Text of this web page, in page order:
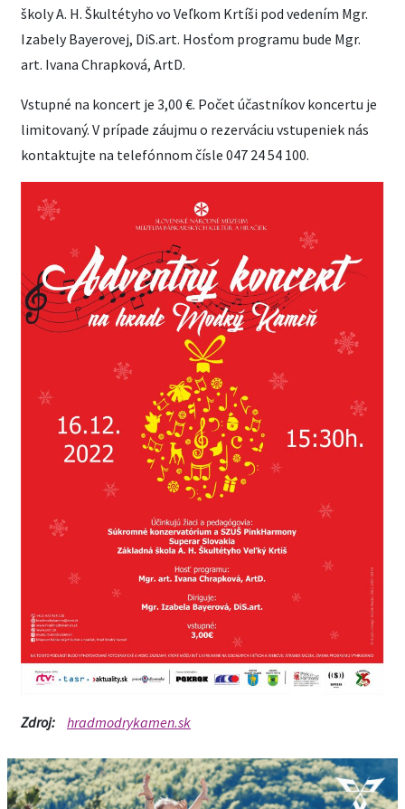
školy A. H. Škultétyho vo Veľkom Krtíši pod vedením Mgr.
Izabely Bayerovej, DiS.art. Hosťom programu bude Mgr.
art. Ivana Chrapková, ArtD.
Vstupné na koncert je 3,00 €. Počet účastníkov koncertu je
limitovaný. V prípade záujmu o rezerváciu vstupeniek nás
kontaktujte na telefónnom čísle 047 24 54 100.
Zdroj: hradmodrykamen.sk